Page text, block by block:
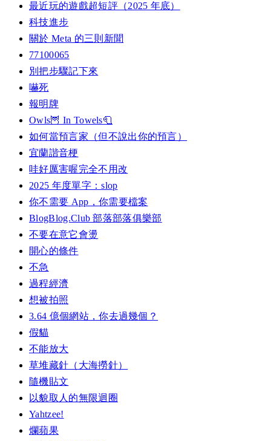
最近玩的遊戲超短評（2025 年底）
科技進步
關於 Meta 的三則新聞
77100065
別把步驟記下來
嚇死
報明牌
Owls🦉 In Towels🧻
如何當預言家（但不說出你的預言）
宜蘭諧音梗
哇好厲害喔完全不用改
2025 年度單字：slop
你不需要 App，你需要檔案
BlogBlog.Club 部落部落俱樂部
不要在意它會燙
開心的條件
不急
過程經濟
想被拍照
3.64 億個網站，你去過幾個？
假貓
不能放大
草堆藏針（大海撈針）
隨機貼文
以貌取人的無限迴圈
Yahtzee!
爛蘋果